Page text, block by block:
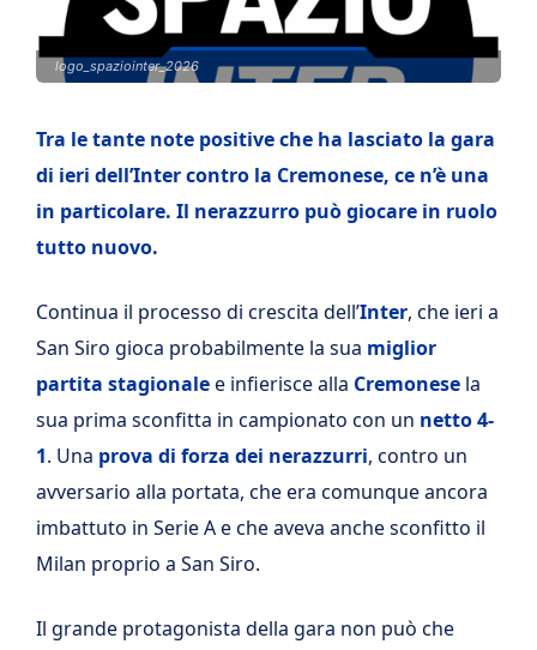
logo_spaziointer_2026
Tra le tante note positive che ha lasciato la gara
di ieri dell’Inter contro la Cremonese, ce n’è una
in particolare. Il nerazzurro può giocare in ruolo
tutto nuovo.
Continua il processo di crescita dell’Inter, che ieri a
San Siro gioca probabilmente la sua miglior
partita stagionalee infierisce alla Cremonese la
sua prima sconfitta in campionato con un netto 4-
1. Una prova di forza dei nerazzurri, contro un
avversario alla portata, che era comunque ancora
imbattuto in Serie A e che aveva anche sconfitto il
Milan proprio a San Siro.
Il grande protagonista della gara non può che